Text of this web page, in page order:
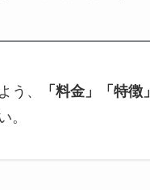
う、 「料金」「特徴」
。